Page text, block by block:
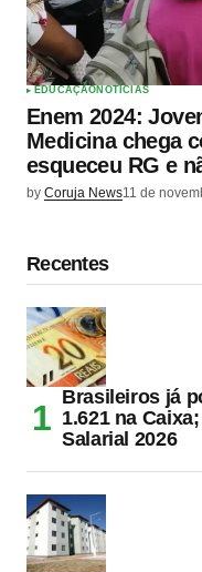
EDUCAÇÃONOTÍCIAS
Enem 2024:
Medicina chega
esqueceu RG e
by Coruja News11 de
Recentes
Brasileiros já
1.621 na
Salarial 2026